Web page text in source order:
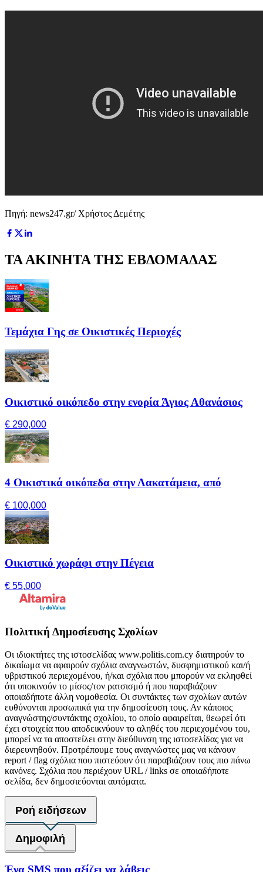
Πηγή: news247.gr/ Χρήστος Δεμέτης
ΤΑ ΑΚΙΝΗΤΑ ΤΗΣ ΕΒΔΟΜΑΔΑΣ
Τεμάχια Γης σε Οικιστικές Περιοχές
Οικιστικό οικόπεδο στην ενορία Άγιος Αθανάσιος
€ 290,000
4 Οικιστικά οικόπεδα στην Λακατάμεια, από
€ 100,000
Οικιστικό χωράφι στην Πέγεια
€ 55,000
Πολιτική Δημοσίευσης Σχολίων
Οι ιδιοκτήτες της ιστοσελίδας www.politis.com.cy διατηρούν το
δικαίωμα να αφαιρούν σχόλια αναγνωστών, δυσφημιστικού και/ή
υβριστικού περιεχομένου, ή/και σχόλια που μπορούν να εκληφθεί
ότι υποκινούν το μίσος/τον ρατσισμό ή που παραβιάζουν
οποιαδήποτε άλλη νομοθεσία. Οι συντάκτες των σχολίων αυτών
ευθύνονται προσωπικά για την δημοσίευση τους. Αν κάποιος
αναγνώστης/συντάκτης σχολίου, το οποίο αφαιρείται, θεωρεί ότι
έχει στοιχεία που αποδεικνύουν το αληθές του περιεχομένου του,
μπορεί να τα αποστείλει στην διεύθυνση της ιστοσελίδας για να
διερευνηθούν. Προτρέπουμε τους αναγνώστες μας να κάνουν
report / flag σχόλια που πιστεύουν ότι παραβιάζουν τους πιο πάνω
κανόνες. Σχόλια που περιέχουν URL / links σε οποιαδήποτε
σελίδα, δεν δημοσιεύονται αυτόματα.
Ροή ειδήσεων
Δημοφιλή